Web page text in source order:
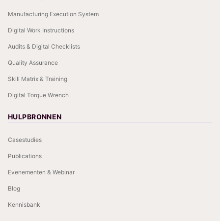
Manufacturing Execution System
Digital Work Instructions
Audits & Digital Checklists
Quality Assurance
Skill Matrix & Training
Digital Torque Wrench
HULPBRONNEN
Casestudies
Publications
Evenementen & Webinar
Blog
Kennisbank